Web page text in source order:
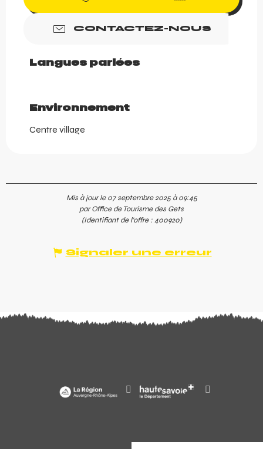
CONTACTEZ-NOUS
Langues parlées
Langues parlées
Environnement
Environnement
Centre village
Mis à jour le 07 septembre 2025 à 09:45
par Office de Tourisme des Gets
(Identifiant de l'offre :400920)
Signaler une erreur